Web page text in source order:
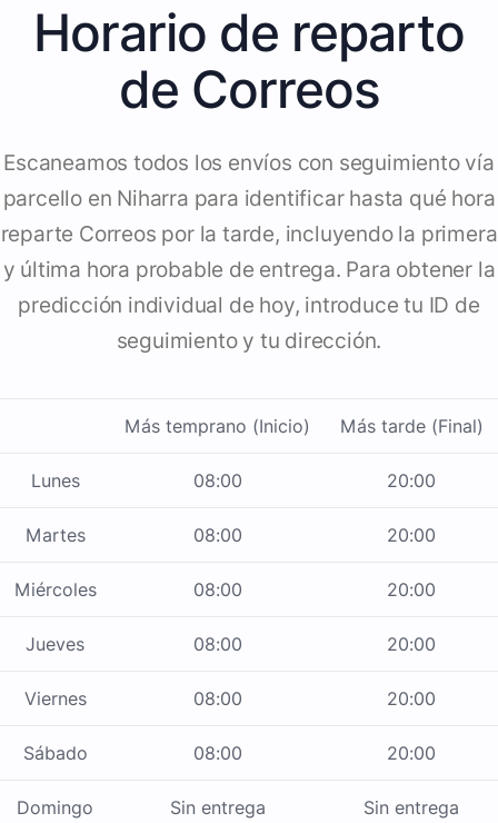
Horario de reparto
de Correos
Escaneamos todos los envíos con seguimiento vía
parcello en Niharra para identificar hasta qué hora
reparte Correos por la tarde, incluyendo la primera
y última hora probable de entrega. Para obtener la
predicción individual de hoy, introduce tu ID de
seguimiento y tu dirección.
Más temprano (Inicio) Más tarde (Final)
Lunes 08:00 20:00
Martes 08:00 20:00
Miércoles 08:00 20:00
Jueves 08:00 20:00
Viernes 08:00 20:00
Sábado 08:00 20:00
Domingo Sin entrega Sin entrega